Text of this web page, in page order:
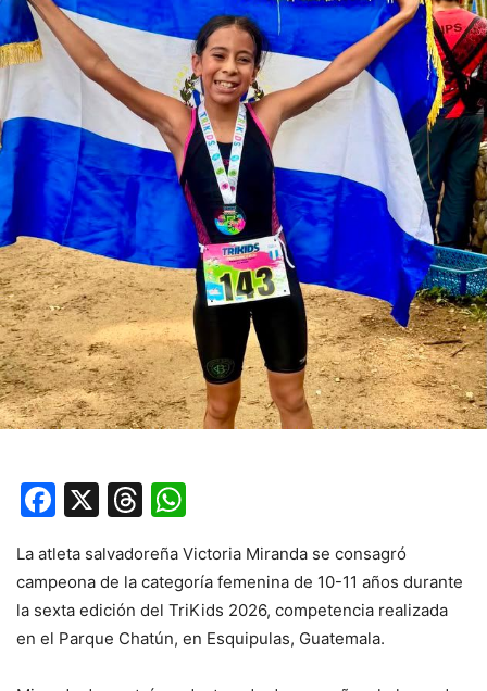
Facebook
X Threads
La atleta salvadoreña Victoria Miranda se consagró
campeona de la categoría femenina de 10-11 años durante
la sexta edición del TriKids 2026, competencia realizada
en el Parque Chatún, en Esquipulas, Guatemala.